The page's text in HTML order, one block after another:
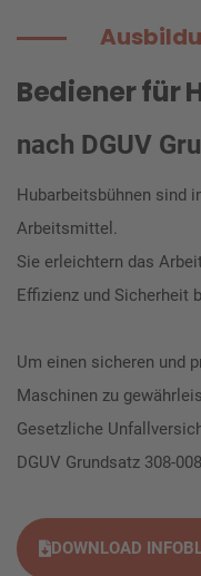
Bediener für
nach DGUV
Hubarbeitsbühnen sind
Arbeitsmittel.
Sie erleichtern das
Effizienz und Sicherheit
Um einen sicheren und
Maschinen zu
Gesetzliche
DGUV Grundsatz 308-
DOWNLOAD